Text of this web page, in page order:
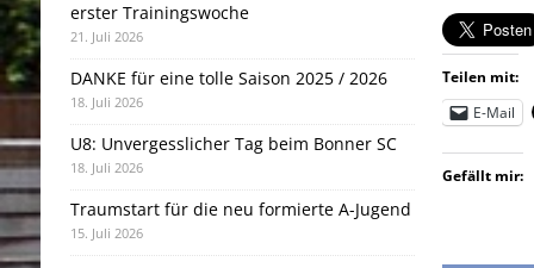
Teilen mit:
E-Mail
Gefällt mir:
erster Trainingswoche
21. Juli 2026
DANKE für eine tolle Saison 2025 / 2026
18. Juli 2026
U8: Unvergesslicher Tag beim Bonner SC
18. Juli 2026
Traumstart für die neu formierte A-Jugend
15. Juli 2026